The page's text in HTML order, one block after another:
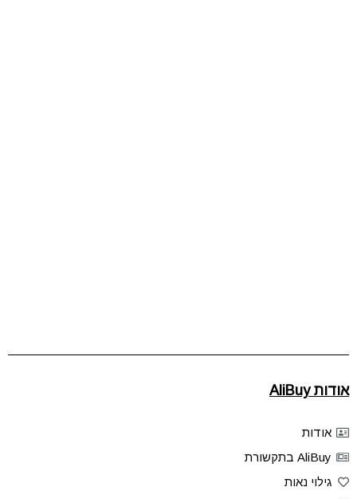
אודות AliBuy
אודות
AliBuy בתקשורת
גילוי נאות